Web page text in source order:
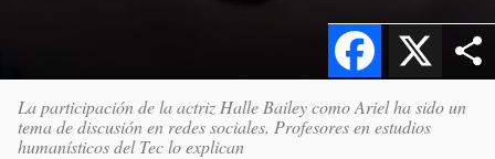
X
Facebook
La participación de la actriz Halle Bailey como Ariel ha sido un
tema de discusión en redes sociales. Profesores en estudios
humanísticos del Tec lo explican